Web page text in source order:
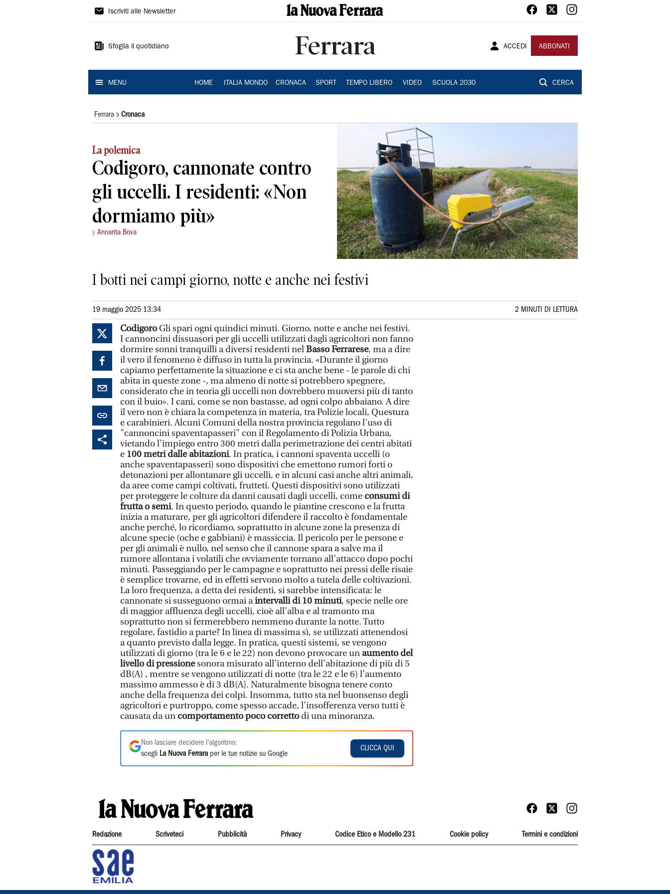
La
Ferrara
Iscriviti alle Newsletter
Sfoglia il quotidiano Ferrara ACCEDI ABBONATI
MENU HOME ITALIA MONDO CRONACA SPORT TEMPO LIBERO VIDEO SCUOLA 2030 CERCA
Ferrara Cronaca
La polemica
Codigoro, cannonate contro
gli uccelli. I residenti: «Non
dormiamo più»
Annarita Bova
I botti nei campi giorno, notte e anche nei festivi
19 maggio 2025 13:34 2 MINUTI DI LETTURA
CodigoroGli spari ogni quindici minuti. Giorno, notte e anche nei festivi.
I cannoncini dissuasori per gli uccelli utilizzati dagli agricoltori non fanno
dormire sonni tranquilli a diversi residenti nelBasso Ferrarese, ma a dire
il vero il fenomeno è diffuso in tutta la provincia. «Durante il giorno
capiamo perfettamente la situazione e ci sta anche bene - le parole di chi
abita in queste zone -, ma almeno di notte si potrebbero spegnere,
considerato che in teoria gli uccelli non dovrebbero muoversi più di tanto
con il buio». I cani, come se non bastasse, ad ogni colpo abbaiano. A dire
il vero non è chiara la competenza in materia, tra Polizie locali, Questura
e carabinieri. Alcuni Comuni della nostra provincia regolano l’uso di
"cannoncini spaventapasseri" con il Regolamento di Polizia Urbana,
vietando l’impiego entro 300 metri dalla perimetrazione dei centri abitati
e 100 metri dalle abitazioni. In pratica, i cannoni spaventa uccelli (o
anche spaventapasseri) sono dispositivi che emettono rumori forti o
detonazioni per allontanare gli uccelli, e in alcuni casi anche altri animali,
da aree come campi coltivati, frutteti. Questi dispositivi sono utilizzati
per proteggere le colture da danni causati dagli uccelli, come consumi di
frutta o semi. In questo periodo, quando le piantine crescono e la frutta
inizia a maturare, per gli agricoltori difendere il raccolto è fondamentale
anche perché, lo ricordiamo, soprattutto in alcune zone la presenza di
alcune specie (oche e gabbiani) è massiccia. Il pericolo per le persone e
per gli animali è nullo, nel senso che il cannone spara a salve ma il
rumore allontana i volatili che ovviamente tornano all’attacco dopo pochi
minuti. Passeggiando per le campagne e soprattutto nei pressi delle risaie
è semplice trovarne, ed in effetti servono molto a tutela delle coltivazioni.
La loro frequenza, a detta dei residenti, si sarebbe intensificata: le
cannonate si susseguono ormai aintervalli di 10 minuti, specie nelle ore
di maggior affluenza degli uccelli, cioè all’alba e al tramonto ma
soprattutto non si fermerebbero nemmeno durante la notte. Tutto
regolare, fastidio a parte? In linea di massima sì, se utilizzati attenendosi
a quanto previsto dalla legge. In pratica, questi sistemi, se vengono
utilizzati di giorno (tra le 6 e le 22) non devono provocare un aumento del
livello di pressionesonora misurato all’interno dell’abitazione di più di 5
dB(A) , mentre se vengono utilizzati di notte (tra le 22 e le 6) l’aumento
massimo ammesso è di 3 dB(A). Naturalmente bisogna tenere conto
anche della frequenza dei colpi. Insomma, tutto sta nel buonsenso degli
agricoltori e purtroppo, come spesso accade, l’insofferenza verso tutti è
causata da un comportamento poco correttodi una minoranza.
Non lasciare decidere l'algoritmo:
scegli La Nuova Ferrara per le tue notizie su Google
CLICCA QUI
Redazione Scriveteci Pubblicità Privacy Codice Etico e Modello 231 Cookie policy Termini e condizioni